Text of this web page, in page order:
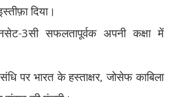
दिया।
3सी सफलतापूर्वक अपनी कक्षा में
पर भारत के हस्ताक्षर,जोसेफ काबिला